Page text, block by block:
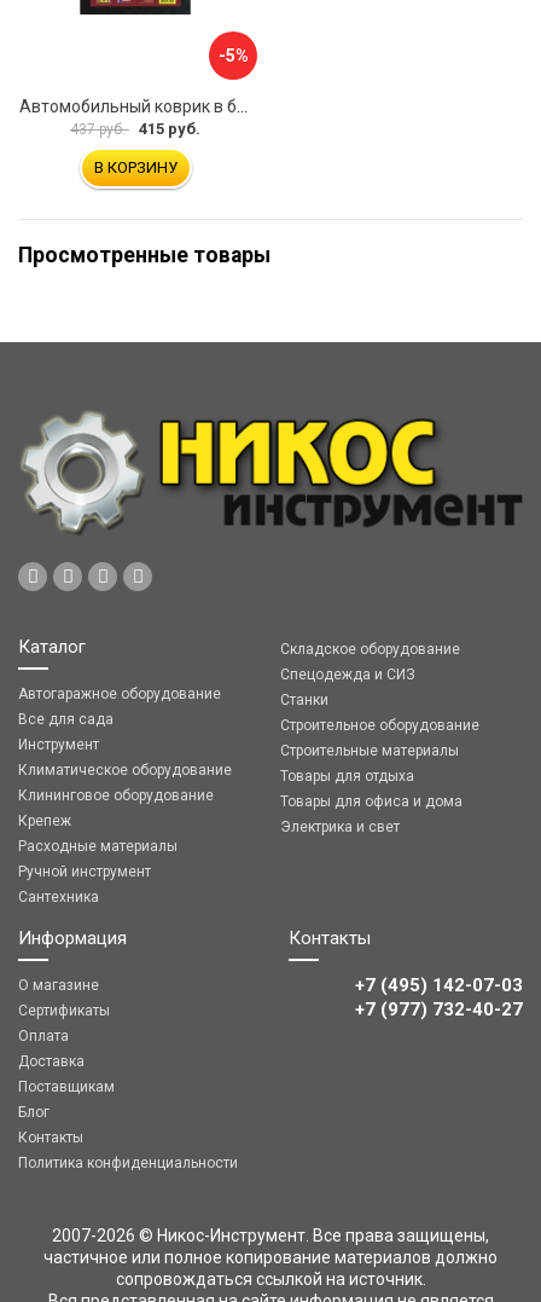
-5%
437 руб. 415 руб.
В КОРЗИНУ
Просмотренные товары
Каталог
Автогаражное оборудование
Все для сада
Инструмент
Климатическое оборудование
Клининговое оборудование
Крепеж
Расходные материалы
Ручной инструмент
Сантехника
Складское оборудование
Спецодежда и СИЗ
Станки
Строительное оборудование
Строительные материалы
Товары для отдыха
Товары для офиса и дома
Электрика и свет
Информация
О магазине
Сертификаты
Оплата
Доставка
Поставщикам
Блог
Контакты
Политика конфиденциальности
Контакты
+7 (495) 142-07-03
‎‎+7 (977) 732-40-27
2007-2026 © Никос-Инструмент. Все права защищены,
частичное или полное копирование материалов должно
сопровождаться ссылкой на источник.